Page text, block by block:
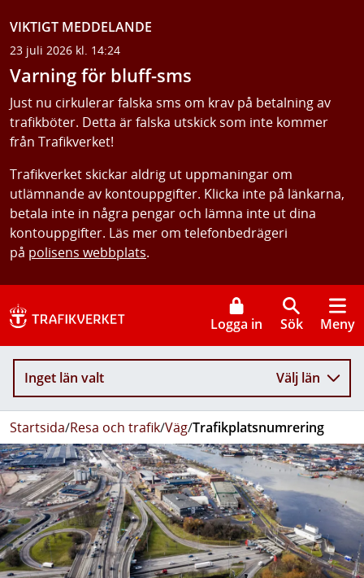
VIKTIGT MEDDELANDE
23 juli 2026 kl. 14:24
Varning för bluff-sms
Just nu cirkulerar falska sms om krav på betalning av
trafikböter. Detta är falska utskick som inte kommer
från Trafikverket!
Trafikverket skickar aldrig ut uppmaningar om
utlämnande av kontouppgifter. Klicka inte på länkarna,
betala inte in några pengar och lämna inte ut dina
kontouppgifter. Läs mer om telefonbedrägeri
på polisens webbplats.
Logga in Sök Meny
Inget län valt Välj län
Startsida/Resa och trafik/Väg/Trafikplatsnumrering